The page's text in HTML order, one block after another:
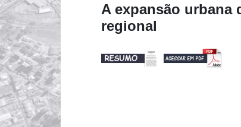
A expansão urbana
regional